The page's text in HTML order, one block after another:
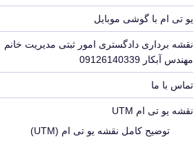
یو تی ام با گوشی موبایل
نقشه برداری دادگستری امور ثبتی مدیریت خانم
مهندس آبکار 09126140339
تماس با ما
نقشه یو تی ام UTM
توضیح کامل نقشه یو تی ام (UTM)